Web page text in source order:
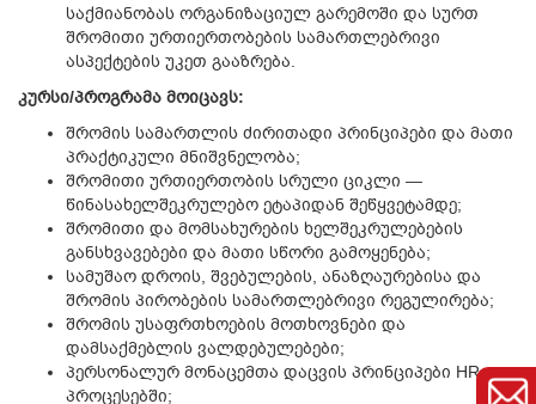
საქმიანობას ორგანიზაციულ გარემოში და სურთ
შრომითი ურთიერთობების სამართლებრივი
ასპექტების უკეთ გააზრება.
კურსი/პროგრამა მოიცავს:
შრომის სამართლის ძირითადი პრინციპები და მათი
პრაქტიკული მნიშვნელობა;
შრომითი ურთიერთობის სრული ციკლი —
წინასახელშეკრულებო ეტაპიდან შეწყვეტამდე;
შრომითი და მომსახურების ხელშეკრულებების
განსხვავებები და მათი სწორი გამოყენება;
სამუშაო დროის, შვებულების, ანაზღაურებისა და
შრომის პირობების სამართლებრივი რეგულირება;
შრომის უსაფრთხოების მოთხოვნები და
დამსაქმებლის ვალდებულებები;
პერსონალურ მონაცემთა დაცვის პრინციპები HR
პროცესებში;